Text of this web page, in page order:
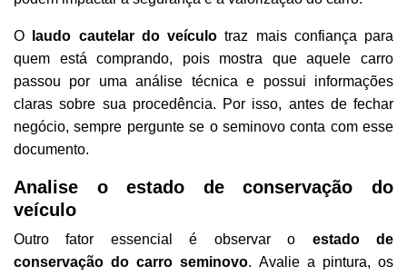
O laudo cautelar do veículo traz mais confiança para
quem está comprando, pois mostra que aquele carro
passou por uma análise técnica e possui informações
claras sobre sua procedência. Por isso, antes de fechar
negócio, sempre pergunte se o seminovo conta com esse
documento.
Analise o estado de conservação do
veículo
Outro fator essencial é observar o estado de
conservação do carro seminovo. Avalie a pintura, os